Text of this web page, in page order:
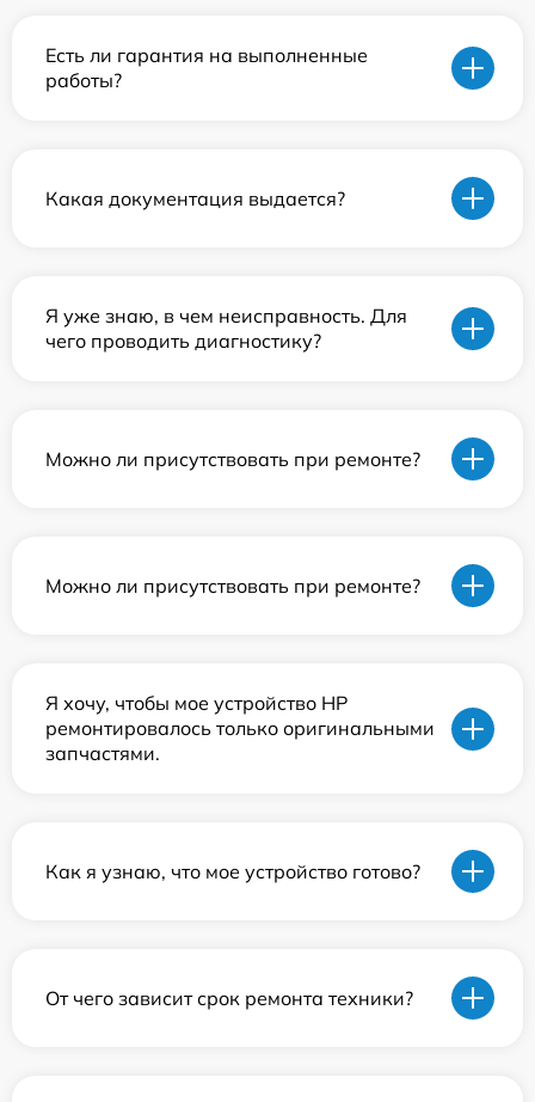
Есть ли гарантия на выполненные
работы?
Какая документация выдается?
Я уже знаю, в чем неисправность. Для
чего проводить диагностику?
Можно ли присутствовать при ремонте?
Можно ли присутствовать при ремонте?
Я хочу, чтобы мое устройство HP
ремонтировалось только оригинальными
запчастями.
Как я узнаю, что мое устройство готово?
От чего зависит срок ремонта техники?